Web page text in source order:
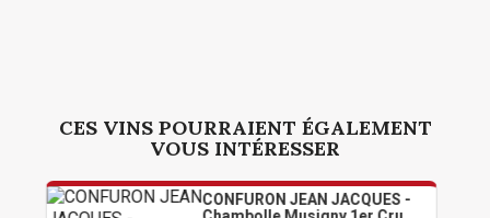
CES VINS POURRAIENT ÉGALEMENT
VOUS INTÉRESSER
CONFURON JEAN JACQUES -